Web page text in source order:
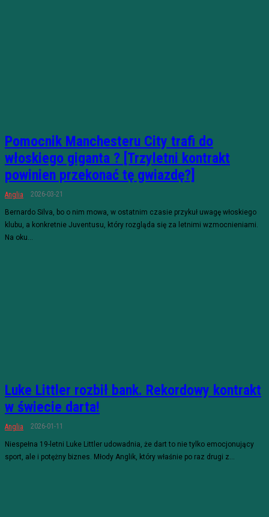
Pomocnik Manchesteru City trafi do
włoskiego giganta ? [Trzyletni kontrakt
powinien przekonać tę gwiazdę?]
Anglia 2026-03-21
Bernardo Silva, bo o nim mowa, w ostatnim czasie przykuł uwagę włoskiego
klubu, a konkretnie Juventusu, który rozgląda się za letnimi wzmocnieniami.
Na oku...
Luke Littler rozbił bank. Rekordowy kontrakt
w świecie darta!
Anglia 2026-01-11
Niespełna 19-letni Luke Littler udowadnia, że dart to nie tylko emocjonujący
sport, ale i potężny biznes. Młody Anglik, który właśnie po raz drugi z...